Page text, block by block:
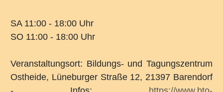
SA 11:00 - 18:00 Uhr
SO 11:00 - 18:00 Uhr
Veranstaltungsort: Bildungs- und Tagungszentrum
Ostheide, Lüneburger Straße 12, 21397 Barendorf